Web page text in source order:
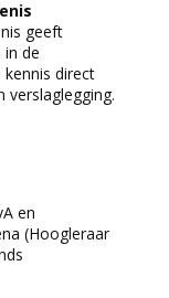
geeft
de
kennis direct
verslaglegging.
en
(Hoogleraar